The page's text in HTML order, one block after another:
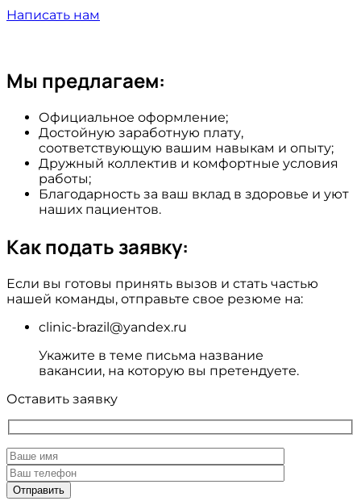
Написать нам
Мы предлагаем:
Официальное оформление;
Достойную заработную плату,
соответствующую вашим навыкам и опыту;
Дружный коллектив и комфортные условия
работы;
Благодарность за ваш вклад в здоровье и уют
наших пациентов.
Как подать заявку:
Если вы готовы принять вызов и стать частью
нашей команды, отправьте свое резюме на:
clinic-brazil@yandex.ru
Укажите в теме письма название
вакансии, на которую вы претендуете.
Оставить заявку